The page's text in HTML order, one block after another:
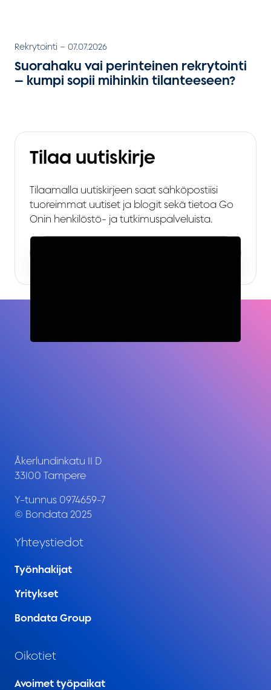
Suorahaku vai perinteinen rekrytointi
— kumpi sopii mihinkin tilanteeseen?
Rekrytointi – 07.07.2026
Tilaa uutiskirje
Tilaamalla uutiskirjeen saat sähköpostiisi
tuoreimmat uutiset ja blogit sekä tietoa Go
Onin henkilöstö- ja tutkimuspalveluista.
Sähköposti
Åkerlundinkatu 11 D
33100 Tampere
Y-tunnus 0974659-7
© Bondata 2025
Yhteystiedot
Työnhakijat
Yritykset
Bondata Group
Oikotiet
Avoimet työpaikat